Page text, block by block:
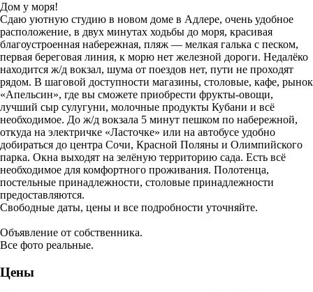
Дом у моря!
Сдаю уютную студию в новом доме в Адлере, очень удобное
расположение, в двух минутах ходьбы до моря, красивая
благоустроенная набережная, пляж — мелкая галька с песком,
первая береговая линия, к морю нет железной дороги. Недалёко
находится ж/д вокзал, шума от поездов нет, пути не проходят
рядом. В шаговой доступности магазины, столовые, кафе, рынок
«Апельсин», где вы сможете приобрести фрукты-овощи,
лучший сыр сулугуни, молочные продукты Кубани и всё
необходимое. До ж/д вокзала 5 минут пешком по набережной,
откуда на электричке «Ласточке» или на автобусе удобно
добираться до центра Сочи, Красной Поляны и Олимпийского
парка. Окна выходят на зелёную территорию сада. Есть всё
необходимое для комфортного проживания. Полотенца,
постельные принадлежности, столовые принадлежности
предоставляются.
Свободные даты, цены и все подробности уточняйте.
Объявление от собственника.
Все фото реальные.
Цены